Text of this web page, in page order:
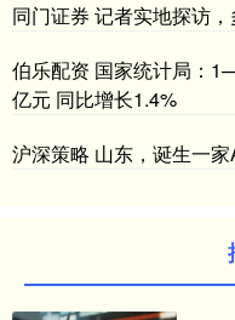
同门证券 记者实地探访
伯乐配资 国家统计局：
亿元 同比增长1.4%
沪深策略 山东，诞生一